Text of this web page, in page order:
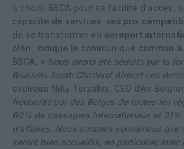
a choisi BSCA pour sa facilité d’accès,
capacité de services, ses prix
de se transformer en aéroport
plan, indique le communiqué commun à
BSCA. « Nous avons été séduits par la
Brussels South Charleroi Airport ces
explique Niky Terzakis, CEO d’Air
fréquenté par des Belges de toutes les
60% de passagers internationaux et
d’affaires. Nous sommes convaincus
seront bien accueillis, en particulier avec